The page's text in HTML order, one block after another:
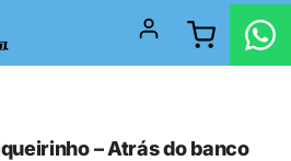
– Atrás do banco